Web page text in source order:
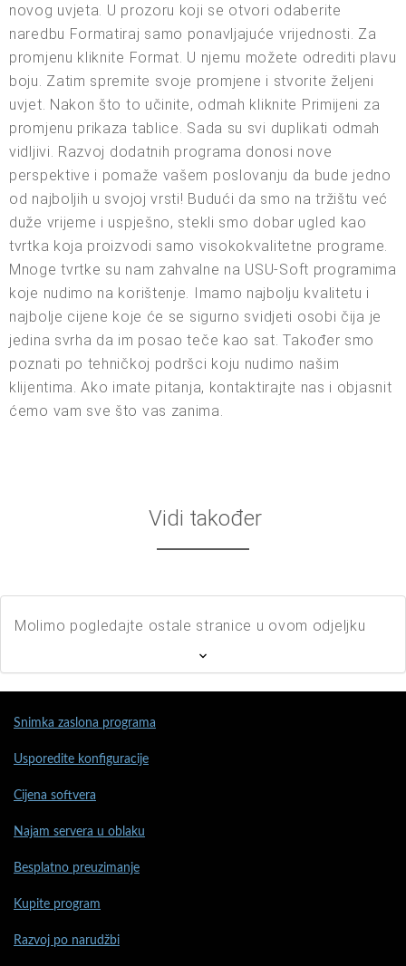
novog uvjeta. U prozoru koji se otvori odaberite
naredbu Formatiraj samo ponavljajuće vrijednosti. Za
promjenu kliknite Format. U njemu možete odrediti plavu
boju. Zatim spremite svoje promjene i stvorite željeni
uvjet. Nakon što to učinite, odmah kliknite Primijeni za
promjenu prikaza tablice. Sada su svi duplikati odmah
vidljivi. Razvoj dodatnih programa donosi nove
perspektive i pomaže vašem poslovanju da bude jedno
od najboljih u svojoj vrsti! Budući da smo na tržištu već
duže vrijeme i uspješno, stekli smo dobar ugled kao
tvrtka koja proizvodi samo visokokvalitetne programe.
Mnoge tvrtke su nam zahvalne na USU-Soft programima
koje nudimo na korištenje. Imamo najbolju kvalitetu i
najbolje cijene koje će se sigurno svidjeti osobi čija je
jedina svrha da im posao teče kao sat. Također smo
poznati po tehničkoj podršci koju nudimo našim
klijentima. Ako imate pitanja, kontaktirajte nas i objasnit
ćemo vam sve što vas zanima.
Vidi također
Molimo pogledajte ostale stranice u ovom odjeljku
Snimka zaslona programa
Usporedite konfiguracije
Cijena softvera
Najam servera u oblaku
Besplatno preuzimanje
Kupite program
Razvoj po narudžbi